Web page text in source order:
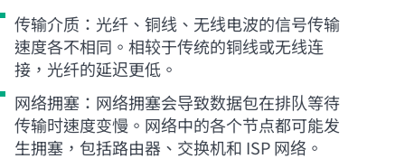
传输介质：光纤、铜线、无线电波的信号传输
速度各不相同。相较于传统的铜线或无线连
接，光纤的延迟更低。
网络拥塞：网络拥塞会导致数据包在排队等待
传输时速度变慢。网络中的各个节点都可能发
生拥塞，包括路由器、交换机和 ISP 网络。